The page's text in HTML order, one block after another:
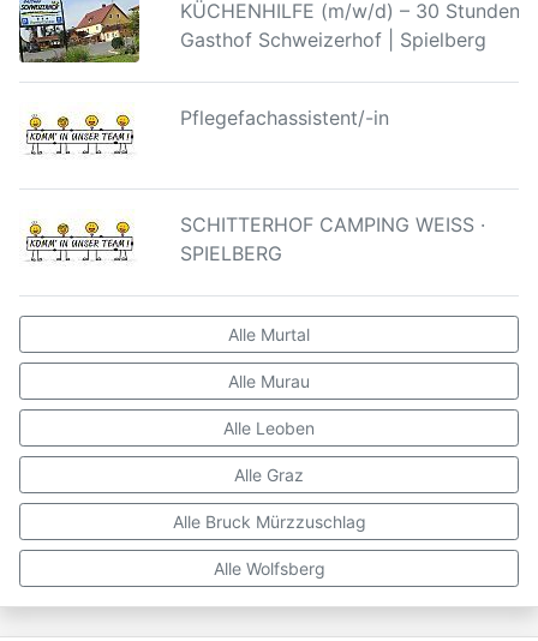
KÜCHENHILFE (m/w/d) – 30 Stunden |
Gasthof Schweizerhof | Spielberg
Pflegefachassistent/-in
SCHITTERHOF CAMPING WEISS ·
SPIELBERG
Alle Murtal
Alle Murau
Alle Leoben
Alle Graz
Alle Bruck Mürzzuschlag
Alle Wolfsberg